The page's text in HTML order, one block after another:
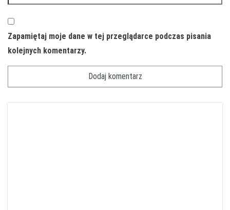
Zapamiętaj moje dane w tej przeglądarce podczas pisania
kolejnych komentarzy.